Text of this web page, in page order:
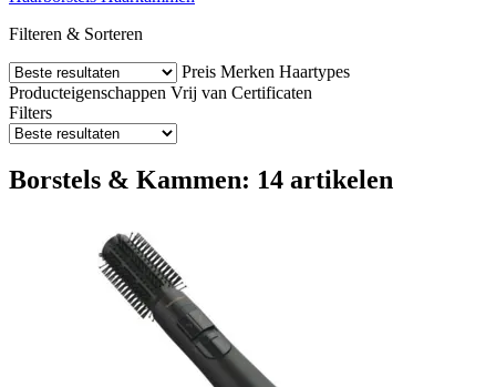
Filteren & Sorteren
Preis Merken Haartypes
Producteigenschappen Vrij van Certificaten
Filters
Borstels & Kammen: 14 artikelen